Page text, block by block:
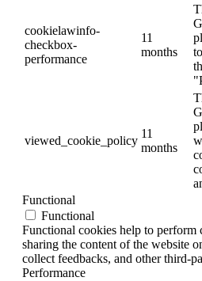
cookielawinfo-
checkbox-
performance
11
months
viewed_cookie_policy
11
months
Functional
Functional
Functional cookies help to
sharing the content of the website
collect feedbacks, and other third-
Performance